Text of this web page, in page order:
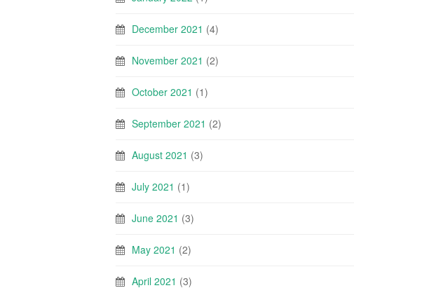
December 2021 (4)
November 2021 (2)
October 2021 (1)
September 2021 (2)
August 2021 (3)
July 2021 (1)
June 2021 (3)
May 2021 (2)
April 2021 (3)